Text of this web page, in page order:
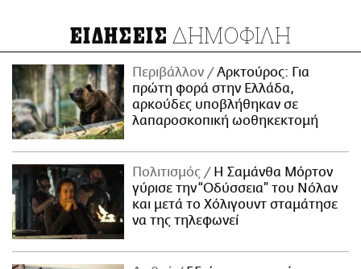
ΕΙΔΗΣΕΙΣ ΔΗΜΟΦΙΛΗ
Περιβάλλον
Αρκτούρος: Για
πρώτη φορά στην Ελλάδα,
αρκούδες υποβλήθηκαν σε
λαπαροσκοπική ωοθηκεκτομή
Πολιτισμός
Η Σαμάνθα Μόρτον
γύρισε την “Οδύσσεια” του Νόλαν
και μετά το Χόλιγουντ σταμάτησε
να της τηλεφωνεί